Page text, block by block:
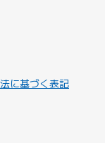
に基づく表記